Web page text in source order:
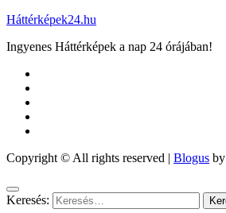
Háttérképek24.hu
Ingyenes Háttérképek a nap 24 órájában!
Copyright © All rights reserved | Blogus by
Keresés: